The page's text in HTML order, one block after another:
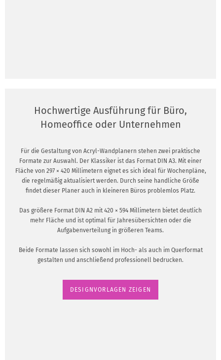
Hochwertige Ausführung für Büro,
Homeoffice oder Unternehmen
Für die Gestaltung von Acryl-Wandplanern stehen zwei praktische
Formate zur Auswahl. Der Klassiker ist das Format DIN A3. Mit einer
Fläche von 297 × 420 Millimetern eignet es sich ideal für Wochenpläne,
die regelmäßig aktualisiert werden. Durch seine handliche Größe
findet dieser Planer auch in kleineren Büros problemlos Platz.
Das größere Format DIN A2 mit 420 × 594 Millimetern bietet deutlich
mehr Fläche und ist optimal für Jahresübersichten oder die
Aufgabenverteilung in größeren Teams.
Beide Formate lassen sich sowohl im Hoch- als auch im Querformat
gestalten und anschließend professionell bedrucken.
DESIGNVORLAGEN ZEIGEN